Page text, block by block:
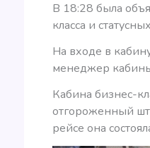
В 18:28 была
класса и
На входе в
менеджер
Кабина бизнес-
отгороженный
рейсе она